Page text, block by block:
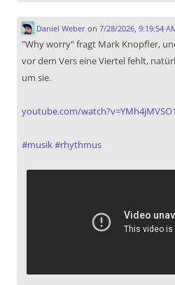
Daniel Weberon 7/28/2026, 9:19:54
"Why worry" fragt Mark Knopfler,
vor dem Vers eine Viertel fehlt,
um sie.
youtube.com/
#musik#rhythmus